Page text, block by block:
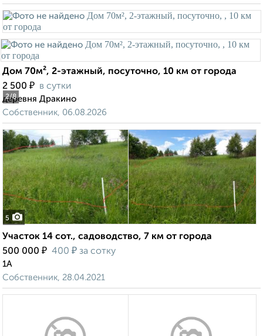
2/8
Дом 70м², 2-этажный, посуточно, 10 км от города
2 500 ₽ в сутки
деревня Дракино
Собственник, 06.08.2026
5
Участок 14 сот., садоводство, 7 км от города
500 000 ₽ 400 ₽ за сотку
1А
Собственник, 28.04.2021